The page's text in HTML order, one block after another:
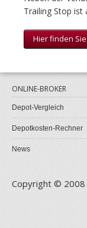
Trailing Stop
Hier finden
ONLINE-BROKER
Depot-Vergleich
Depotkosten-Rechner
News
Copyright ©